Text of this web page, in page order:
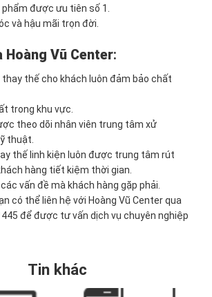
được ưu tiên số 1.
và hậu mãi trọn đời.
Hoàng Vũ Center:
thay thế cho khách luôn đảm bảo chất
trong khu vực.
theo dõi nhân viên trung tâm xử
thuật.
thế linh kiện luôn được trung tâm rút
hàng tiết kiệm thời gian.
vấn đề mà khách hàng gặp phải.
có thể liên hệ với Hoàng Vũ Center qua
445 để được tư vấn dịch vụ chuyên nghiệp
Tin khác